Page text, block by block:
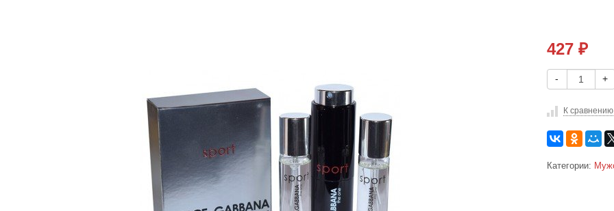
427 ₽
- +
К сравнению
Категории: